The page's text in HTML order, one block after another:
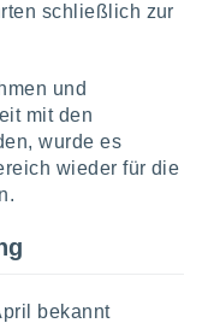
schließlich zur
und
mit den
wurde es
wieder für die
bekannt